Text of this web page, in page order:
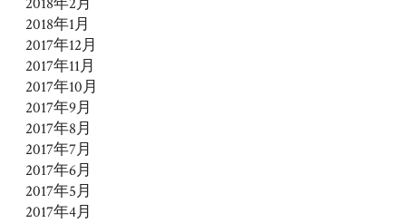
2018年1月
2017年12月
2017年11月
2017年10月
2017年9月
2017年8月
2017年7月
2017年6月
2017年5月
2017年4月